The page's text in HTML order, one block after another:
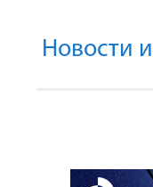
Новости